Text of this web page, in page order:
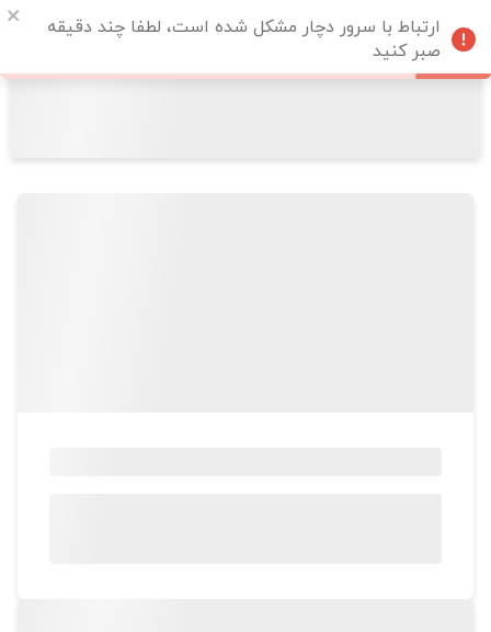
ارتباط با سرور دچار مشکل شده است، لطفا چند دقیقه
صبر کنید